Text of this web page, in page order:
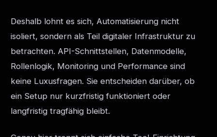
Deshalb lohnt es sich, Automatisierung nicht
isoliert, sondern als Teil digitaler Infrastruktur zu
betrachten. API-Schnittstellen, Datenmodelle,
Rollenlogik, Monitoring und Performance sind
keine Luxusfragen. Sie entscheiden darüber, ob
ein Setup nur kurzfristig funktioniert oder
langfristig tragfähig bleibt.